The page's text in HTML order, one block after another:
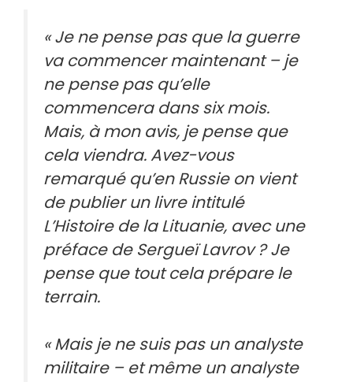
«Je ne pense pas que la guerre
va commencer maintenant – je
ne pense pas qu’elle
commencera dans six mois.
Mais, à mon avis, je pense que
cela viendra. Avez-vous
remarqué qu’en Russie on vient
de publier un livre intitulé
L’Histoire de la Lituanie, avec une
préface de Sergueï Lavrov ? Je
pense que tout cela prépare le
terrain.
«Mais je ne suis pas un analyste
militaire – et même un analyste